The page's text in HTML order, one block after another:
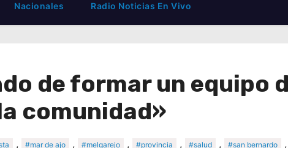
Nacionales Radio Noticias En Vivo
de formar un equipo
comunidad»
, #mar de ajo , #melgarejo , #provincia , #salud , #san bernardo ,